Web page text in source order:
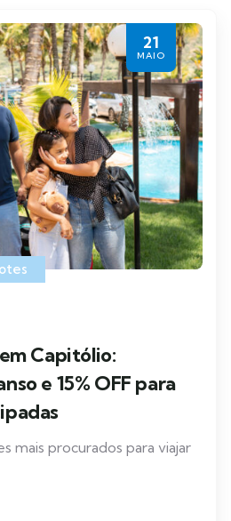
21
MAIO
Capitólio:
e 15% OFF para
mais procurados para viajar